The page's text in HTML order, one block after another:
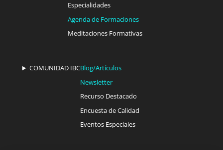
Especialidades
Agenda de Formaciones
Meditaciones Formativas
COMUNIDAD IBCBlog/Artículos
Newsletter
Recurso Destacado
Encuesta de Calidad
Eventos Especiales